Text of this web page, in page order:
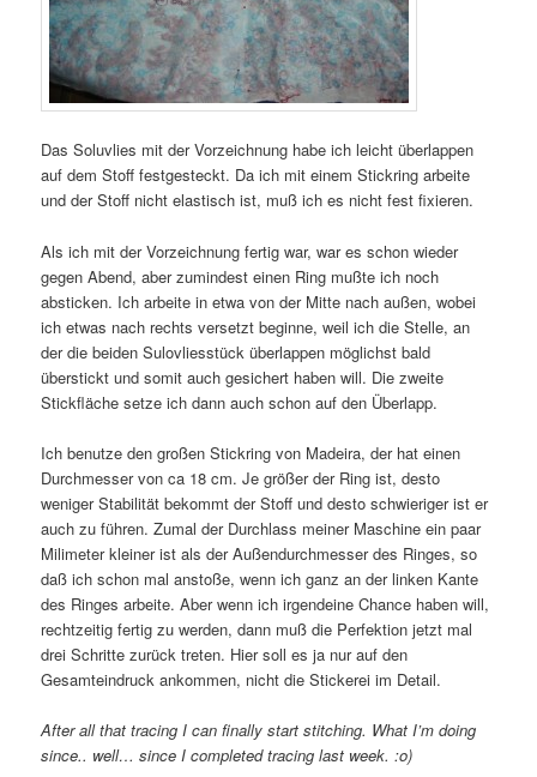
Das Soluvlies mit der Vorzeichnung habe ich leicht überlappen
auf dem Stoff festgesteckt. Da ich mit einem Stickring arbeite
und der Stoff nicht elastisch ist, muß ich es nicht fest fixieren.
Als ich mit der Vorzeichnung fertig war, war es schon wieder
gegen Abend, aber zumindest einen Ring mußte ich noch
absticken. Ich arbeite in etwa von der Mitte nach außen, wobei
ich etwas nach rechts versetzt beginne, weil ich die Stelle, an
der die beiden Sulovliesstück überlappen möglichst bald
überstickt und somit auch gesichert haben will. Die zweite
Stickfläche setze ich dann auch schon auf den Überlapp.
Ich benutze den großen Stickring von Madeira, der hat einen
Durchmesser von ca 18 cm. Je größer der Ring ist, desto
weniger Stabilität bekommt der Stoff und desto schwieriger ist er
auch zu führen. Zumal der Durchlass meiner Maschine ein paar
Milimeter kleiner ist als der Außendurchmesser des Ringes, so
daß ich schon mal anstoße, wenn ich ganz an der linken Kante
des Ringes arbeite. Aber wenn ich irgendeine Chance haben will,
rechtzeitig fertig zu werden, dann muß die Perfektion jetzt mal
drei Schritte zurück treten. Hier soll es ja nur auf den
Gesamteindruck ankommen, nicht die Stickerei im Detail.
After all that tracing I can finally start stitching. What I’m doing
since.. well… since I completed tracing last week. :o)